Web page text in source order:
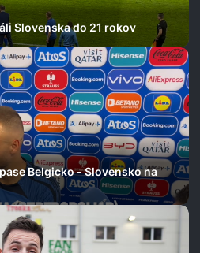
Slovenska do 21 rokov
Belgicko - Slovensko na